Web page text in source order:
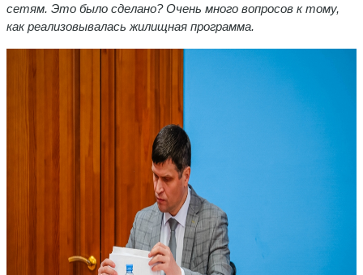
сетям. Это было сделано? Очень много вопросов к тому,
как реализовывалась жилищная программа.